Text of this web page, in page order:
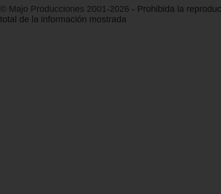
© Majo Producciones 2001-2026 - Prohibida la
total de la información mostrada